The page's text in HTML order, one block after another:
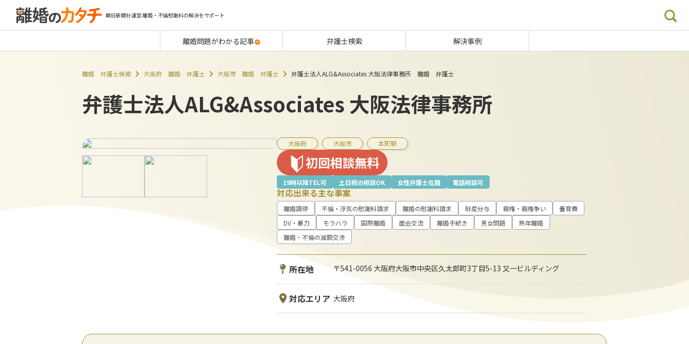
朝日新聞社運営 離婚・不倫慰謝料の解決をサポート
離婚問題がわかる記事 弁護士検索 解決事例
離婚 弁護士検索 大阪府 離婚 弁護士 大阪市 離婚 弁護士 弁護士法人ALG&Associates 大阪法律事務所 離婚 弁護士
弁護士法人ALG&Associates 大阪法律事務所
大阪府 大阪市 本町駅
初回相談無料
19時以降TEL可 土日祝の相談OK 女性弁護士在籍 電話相談可
対応出来る主な事案
離婚調停 不倫・浮気の慰謝料請求 離婚の慰謝料請求 財産分与 親権・親権争い
養育費
DV・暴力
モラハラ 国際離婚 面会交流 離婚手続き 男女問題
熟年離婚
離婚・不倫の減額交渉
所在地 〒541-0056 大阪府大阪市中央区久太郎町3丁目5-13 又一ビルディング
対応エリア 大阪府